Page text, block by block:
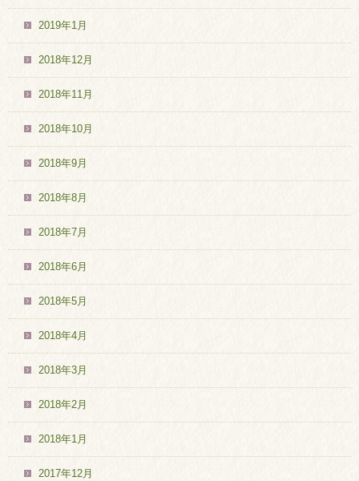
2019年1月
2018年12月
2018年11月
2018年10月
2018年9月
2018年8月
2018年7月
2018年6月
2018年5月
2018年4月
2018年3月
2018年2月
2018年1月
2017年12月